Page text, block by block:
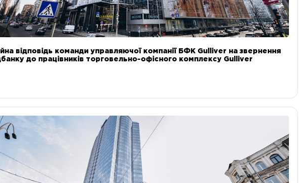
відповідь команди управляючої компанії БФК Gulliver на звернення
до працівників торговельно-офісного комплексу Gulliver